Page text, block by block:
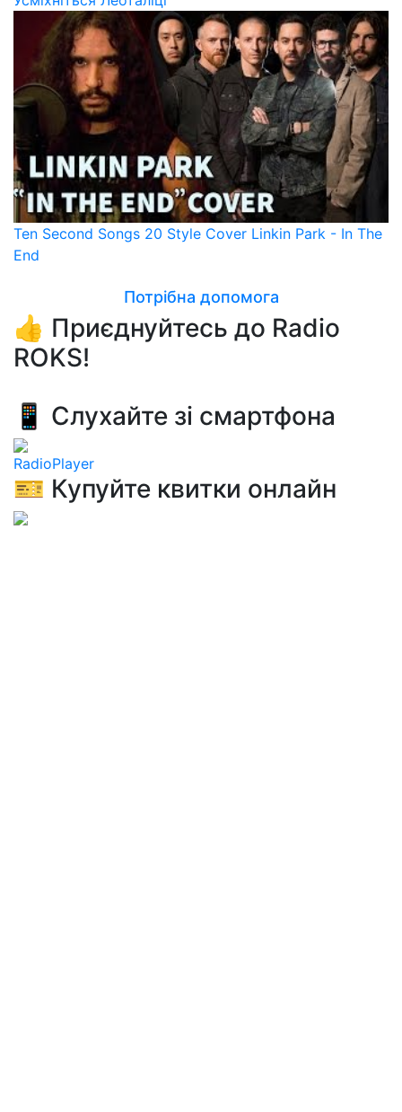
Ten Second Songs 20 Style Cover Linkin Park - In The
End
Потрібна допомога
👍 Приєднуйтесь до Radio
ROKS!
📱 Слухайте зі смартфона
RadioPlayer
🎫 Купуйте квитки онлайн